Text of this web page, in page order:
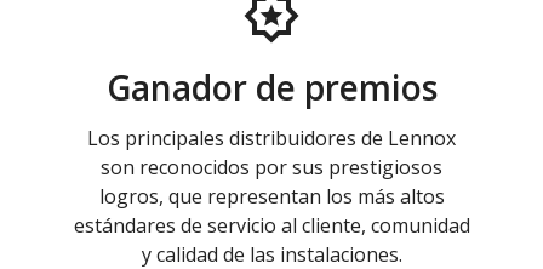
Ganador de premios
Los principales distribuidores de Lennox
son reconocidos por sus prestigiosos
logros, que representan los más altos
estándares de servicio al cliente, comunidad
y calidad de las instalaciones.